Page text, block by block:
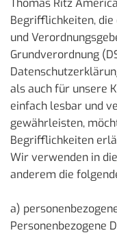
Thomas Ritz
Begrifflichkeiten, die
und
Grundverordnung
als auch für unsere
einfach lesbar und
gewährleisten,
Begrifflichkeiten
Wir verwenden in
anderem die
a)
Personenbezogene